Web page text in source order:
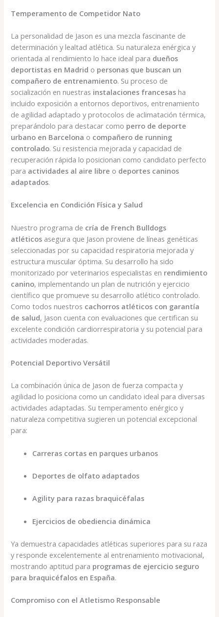
Temperamento de Competidor Nato
La personalidad de Jason es una mezcla fascinante de
determinación y lealtad atlética. Su naturaleza enérgica y
orientada al rendimiento lo hace ideal para dueños
deportistas en Madrid o personas que buscan un
compañero de entrenamiento. Su proceso de
socialización en nuestras instalaciones francesas ha
incluido exposición a entornos deportivos, entrenamiento
de agilidad adaptado y protocolos de aclimatación térmica,
preparándolo para destacar como perro de deporte
urbano en Barcelona o compañero de running
controlado. Su resistencia mejorada y capacidad de
recuperación rápida lo posicionan como candidato perfecto
para actividades al aire libre o deportes caninos
adaptados.
Excelencia en Condición Física y Salud
Nuestro programa de cría de French Bulldogs
atléticos asegura que Jason proviene de líneas genéticas
seleccionadas por su capacidad respiratoria mejorada y
estructura muscular óptima. Su desarrollo ha sido
monitorizado por veterinarios especialistas en rendimiento
canino, implementando un plan de nutrición y ejercicio
científico que promueve su desarrollo atlético controlado.
Como todos nuestros cachorros atléticos con garantía
de salud, Jason cuenta con evaluaciones que certifican su
excelente condición cardiorrespiratoria y su potencial para
actividades moderadas.
Potencial Deportivo Versátil
La combinación única de Jason de fuerza compacta y
agilidad lo posiciona como un candidato ideal para diversas
actividades adaptadas. Su temperamento enérgico y
naturaleza competitiva sugieren un potencial excepcional
para:
Carreras cortas en parques urbanos
Deportes de olfato adaptados
Agility para razas braquicéfalas
Ejercicios de obediencia dinámica
Ya demuestra capacidades atléticas superiores para su raza
y responde excelentemente al entrenamiento motivacional,
mostrando aptitud para programas de ejercicio seguro
para braquicéfalos en España.
Compromiso con el Atletismo Responsable